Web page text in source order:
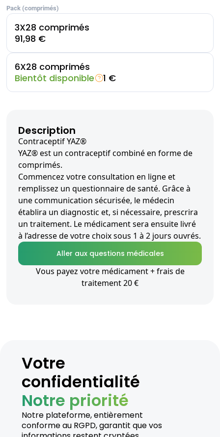
Pack (comprimés)
3X28 comprimés
91,98 €
6X28 comprimés
Bientôt disponible
1 €
Description
Contraceptif YAZ®
YAZ® est un contraceptif combiné en forme de
comprimés.
Commencez votre consultation en ligne et
remplissez un questionnaire de santé. Grâce à
une communication sécurisée, le médecin
établira un diagnostic et, si nécessaire, prescrira
un traitement. Le médicament sera ensuite livré
à l’adresse de votre choix sous 1 à 2 jours ouvrés.
Aller aux questions médicales
Vous payez votre médicament + frais de
traitement 20 €
Votre
confidentialité
Notre priorité
Notre plateforme, entièrement
conforme au RGPD, garantit que vos